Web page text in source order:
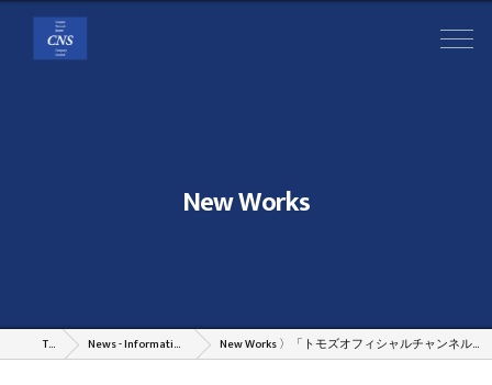
New Works
TOP News - Information - Column New Works 〉「トモズオフィシャルチャンネル」のYouTube動画公開中。